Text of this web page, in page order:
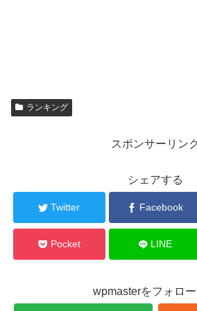
ランキング
スポンサーリンク
シェアする
Twitter Facebook
Pocket LINE
wpmasterをフォロ